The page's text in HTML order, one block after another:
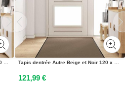
Tapis dentrée Orange et Noir 120 x 250 cm Polyamide et PVC Tapis dentrée Autre Beige et Noir 120 x 350 cm
121,99 €